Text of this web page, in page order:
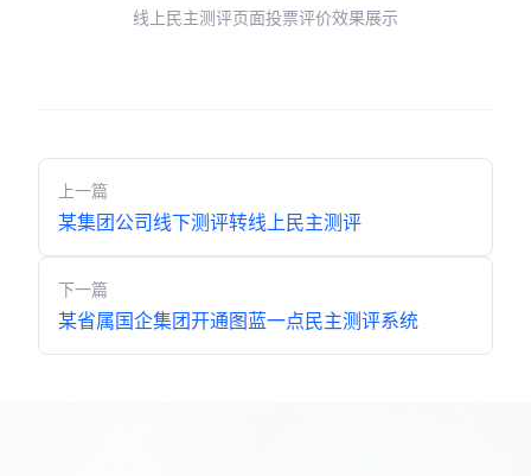
线上民主测评页面投票评价效果展示
上一篇
某集团公司线下测评转线上民主测评
下一篇
某省属国企集团开通图蓝一点民主测评系统